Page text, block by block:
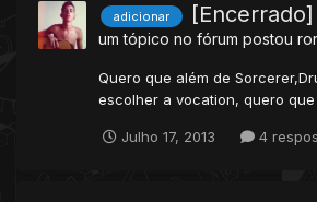
adicionar
um tópico no fórum postou
Quero que além de
escolher a vocation, quero
Julho 17, 2013 4